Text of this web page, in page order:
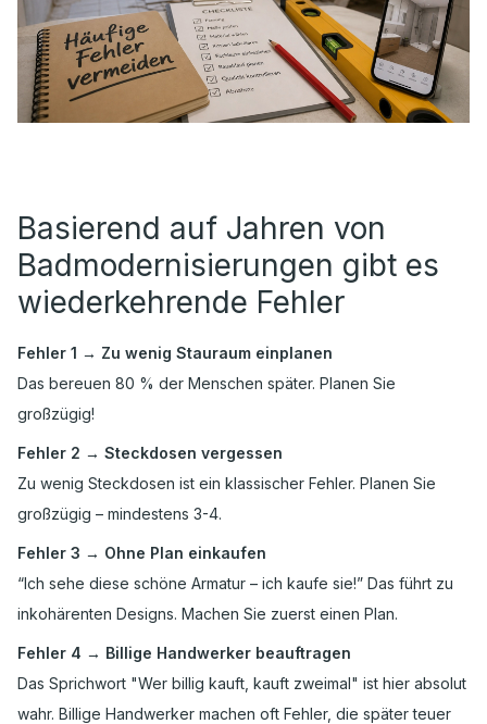
Basierend auf Jahren von
Badmodernisierungen gibt es
wiederkehrende Fehler
Fehler 1 → Zu wenig Stauraum einplanen
Das bereuen 80 % der Menschen später. Planen Sie
großzügig!
Fehler 2 → Steckdosen vergessen
Zu wenig Steckdosen ist ein klassischer Fehler. Planen Sie
großzügig – mindestens 3-4.
Fehler 3 → Ohne Plan einkaufen
“Ich sehe diese schöne Armatur – ich kaufe sie!” Das führt zu
inkohärenten Designs. Machen Sie zuerst einen Plan.
Fehler 4 → Billige Handwerker beauftragen
Das Sprichwort "Wer billig kauft, kauft zweimal" ist hier absolut
wahr. Billige Handwerker machen oft Fehler, die später teuer